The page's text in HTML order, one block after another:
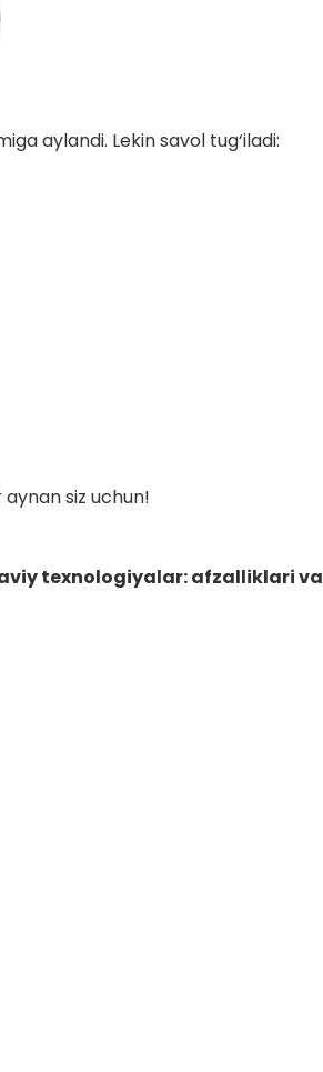
aylandi. Lekin savol tug‘iladi:
siz uchun!
texnologiyalar: afzalliklari va